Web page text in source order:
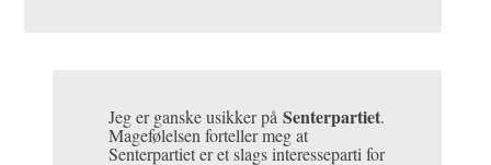
Jeg er ganske usikker på Senterpartiet.
Magefølelsen forteller meg at
Senterpartiet er et slags interesseparti for